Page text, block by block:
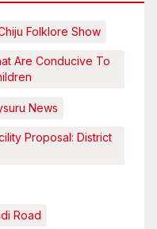
Folklore Show
Are Conducive To
News
Proposal: District
Road